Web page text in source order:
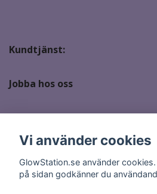
Kundtjänst:
Jobba hos oss
Sociala medier
Vi använder cookies
GlowStation.se använder
på sidan godkänner du